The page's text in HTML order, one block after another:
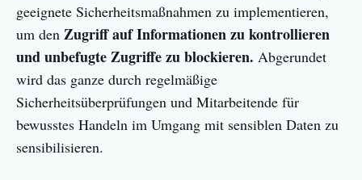
geeignete Sicherheitsmaßnahmen zu implementieren,
um den Zugriff auf Informationen zu kontrollieren
und unbefugte Zugriffe zu blockieren. Abgerundet
wird das ganze durch regelmäßige
Sicherheitsüberprüfungen und Mitarbeitende für
bewusstes Handeln im Umgang mit sensiblen Daten zu
sensibilisieren.